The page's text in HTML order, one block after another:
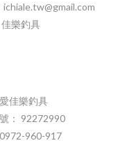
ichiale.tw@gmail.com
樂釣具
佳樂釣具
： 92272990
960-917